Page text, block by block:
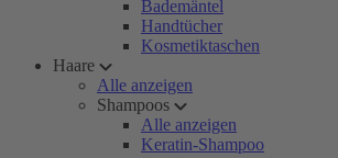
Bademäntel
Handtücher
Kosmetiktaschen
Haare
Alle anzeigen
Shampoos
Alle anzeigen
Keratin-Shampoo